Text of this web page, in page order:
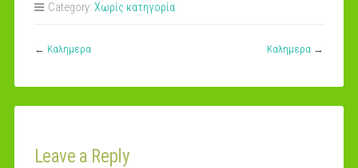
Category: Χωρίς κατηγορία
← Καλημερα Καλημερα →
Leave a Reply